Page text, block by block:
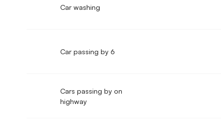
Car washing
Car passing by 6
Cars passing by on
highway